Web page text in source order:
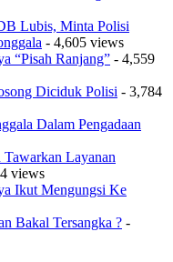
Lubis, Minta Polisi
- 4,605 views
“Pisah Ranjang” - 4,559
Diciduk Polisi - 3,784
Dalam Pengadaan
Layanan
views
Ikut Mengungsi Ke
Bakal Tersangka ? -